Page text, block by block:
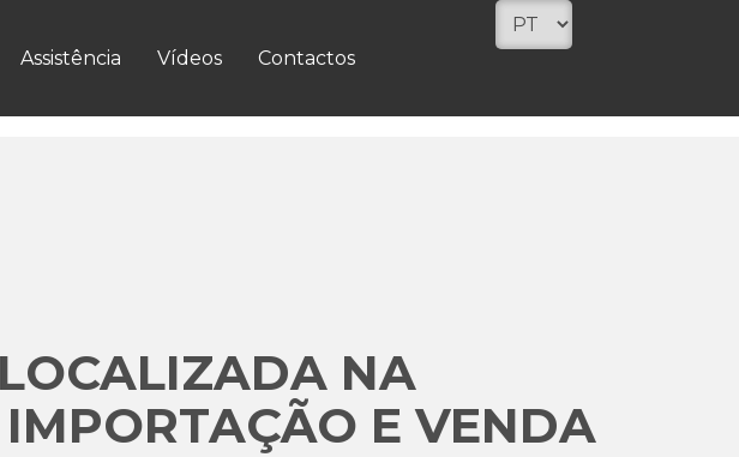
Assistência Vídeos Contactos
NA
E VENDA